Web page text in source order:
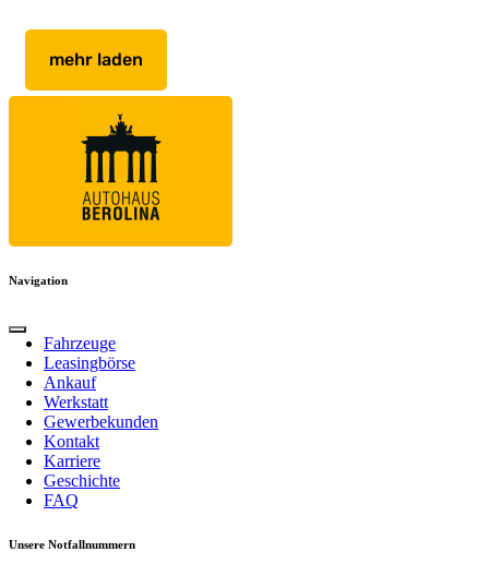
mehr laden
Navigation
Fahrzeuge
Leasingbörse
Ankauf
Werkstatt
Gewerbekunden
Kontakt
Karriere
Geschichte
FAQ
Unsere Notfallnummern